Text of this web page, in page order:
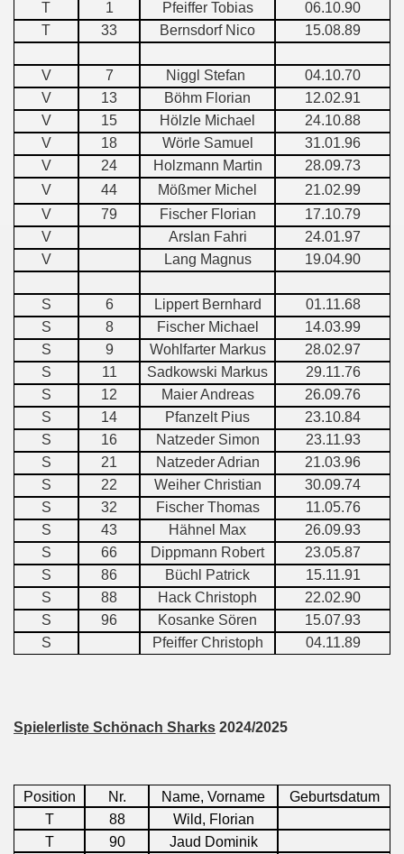
T
1 Pfeiffer Tobias
06.10.90
T
33 Bernsdorf Nico 15.08.89
V 7 Niggl Stefan
04.10.70
V
13 Böhm Florian
12.02.91
V
15 Hölzle Michael
24.10.88
V
18 Wörle Samuel
31.01.96
V
24 Holzmann Martin
28.09.73
V
44 Mößmer Michel
21.02.99
V
79 Fischer Florian
17.10.79
V
Arslan Fahri
24.01.97
V
Lang Magnus 19.04.90
S 6 Lippert Bernhard
01.11.68
S
8 Fischer Michael
14.03.99
S
9 Wohlfarter Markus
28.02.97
S
11 Sadkowski Markus
29.11.76
S
12 Maier Andreas
26.09.76
S
14 Pfanzelt Pius
23.10.84
S
16 Natzeder Simon
23.11.93
S
21 Natzeder Adrian
21.03.96
S
22 Weiher Christian
30.09.74
S
32 Fischer Thomas
11.05.76
S
43 Hähnel Max
26.09.93
S
66 Dippmann Robert
23.05.87
S
86 Büchl Patrick
15.11.91
S
88 Hack Christoph
22.02.90
S
96 Kosanke Sören
15.07.93
S
Pfeiffer Christoph 04.11.89
Spielerliste Schönach Sharks 2024/2025
Position Nr. Name, Vorname
Geburtsdatum
T
88
Wild, Florian
T
90 Jaud Dominik